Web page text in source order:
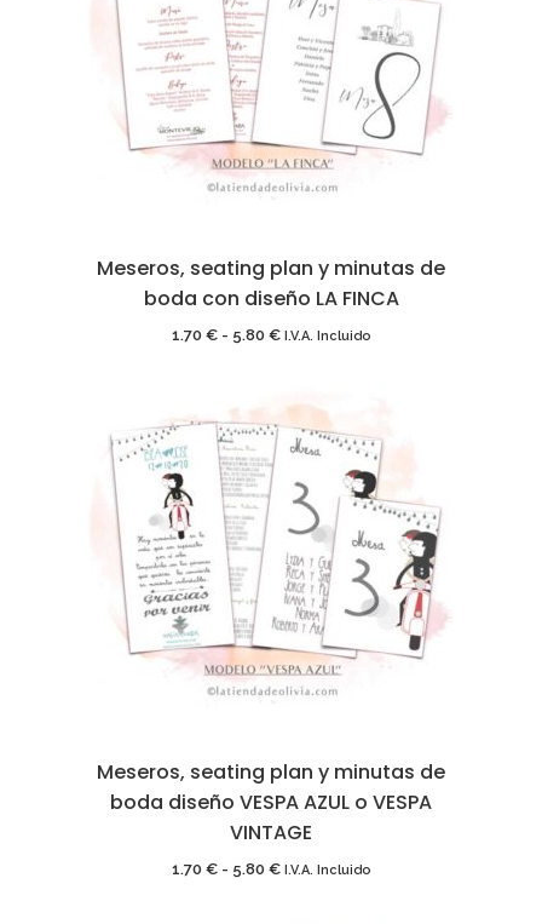
Meseros, seating plan y minutas de
boda con diseño LA FINCA
1.70 € - 5.80 €Rango
precios:
desde
1.70 €
hasta
5.80 €
I.V.A. Incluido
Meseros, seating plan y minutas de
boda diseño VESPA AZUL o VESPA
VINTAGE
1.70 € - 5.80 €Rango
I.V.A. Incluido